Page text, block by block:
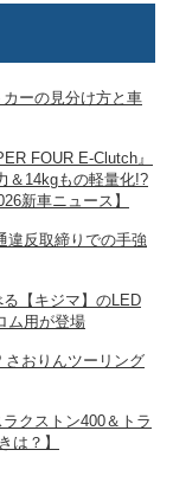
カーの見分け方と車
FOUR E-Clutch』
＆14kgもの軽量化!?
新車ニュース】
違反取締りでの手強
【キジマ】のLED
ム用が登場
さおりんツーリング
クストン400＆トラ
は？】